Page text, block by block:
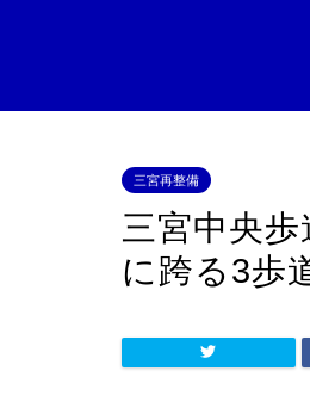
三宮再整備
三宮中央
に跨る3歩